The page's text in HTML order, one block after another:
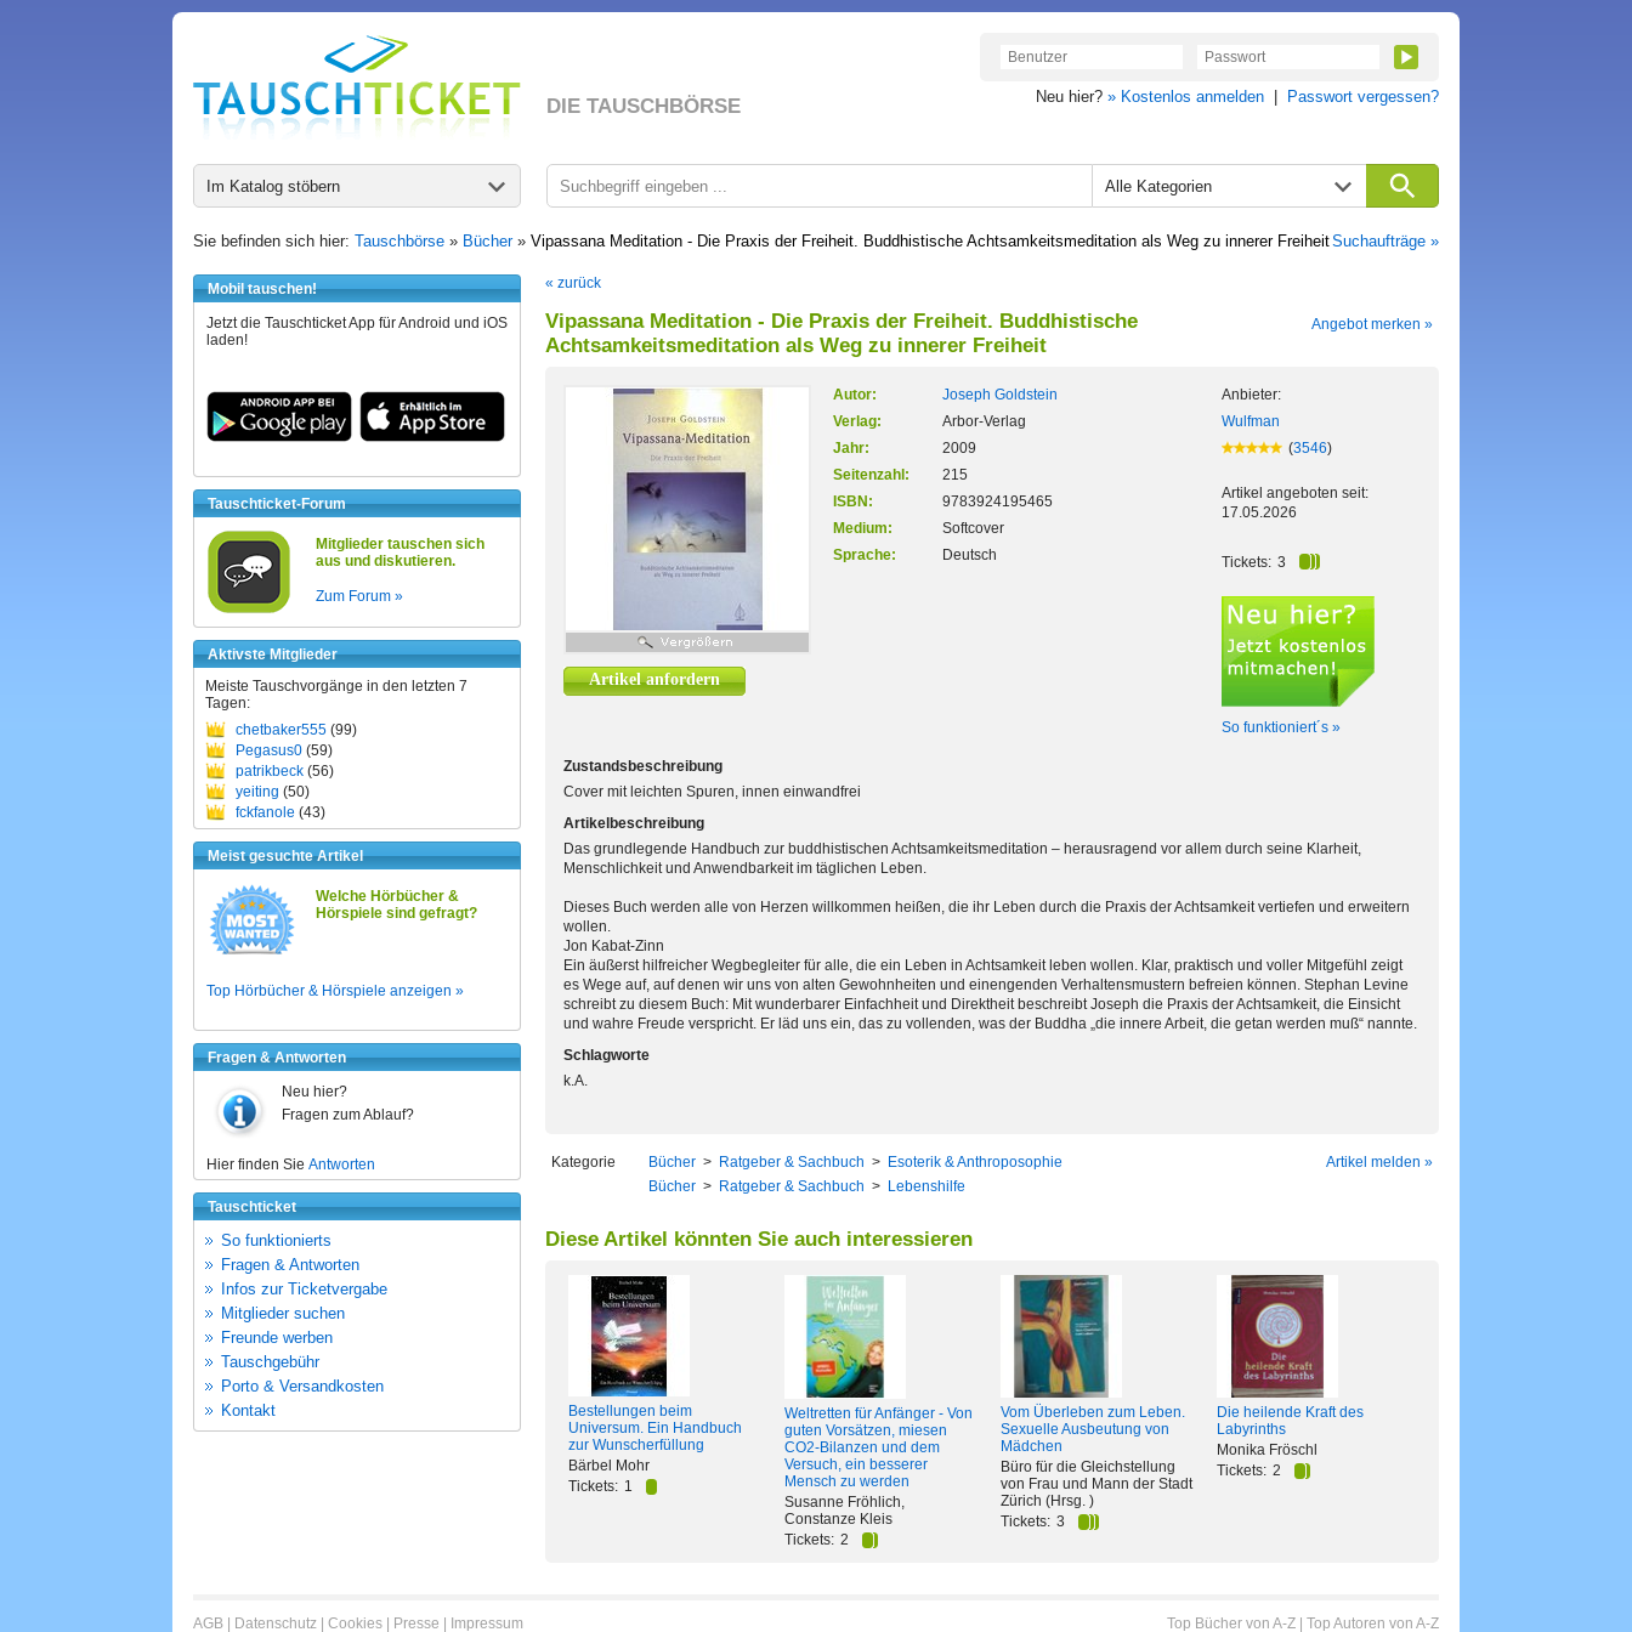
DIE TAUSCHBÖRSE Neu hier? » Kostenlos anmelden Passwort vergessen?
Im Katalog stöbern Alle Kategorien
Sie befinden sich hier: Tauschbörse » Bücher» Vipassana Meditation - Die Praxis der Freiheit. Buddhistische Achtsamkeitsmeditation als Weg zu innerer FreiheitSuchaufträge »
Mobil tauschen!
Jetzt die Tauschticket App für Android und iOS
laden!
Tauschticket-Forum
Mitglieder tauschen sich
aus und diskutieren.
Zum Forum »
Aktivste Mitglieder
Meiste Tauschvorgänge in den letzten 7
Tagen:
chetbaker555 (99)
Pegasus0 (59)
patrikbeck (56)
yeiting (50)
fckfanole (43)
Meist gesuchte Artikel
Welche Hörbücher &
Hörspiele sind gefragt?
Top Hörbücher & Hörspiele anzeigen »
Fragen & Antworten
Neu hier?
Fragen zum Ablauf?
Hier finden Sie Antworten
Tauschticket
So funktionierts
Fragen & Antworten
Infos zur Ticketvergabe
Mitglieder suchen
Freunde werben
Tauschgebühr
Porto & Versandkosten
Kontakt
« zurück
Vipassana Meditation - Die Praxis der Freiheit. Buddhistische
Achtsamkeitsmeditation als Weg zu innerer Freiheit
Angebot merken »
Artikel anfordern
Autor:
Joseph Goldstein
Verlag:
Arbor-Verlag
Jahr:
2009
Seitenzahl:
215
ISBN:
9783924195465
Medium:
Softcover
Sprache:
Deutsch
Anbieter:
Wulfman
(3546)
Artikel angeboten seit:
17.05.2026
Tickets: 3
So funktioniert´s »
Zustandsbeschreibung
Cover mit leichten Spuren, innen einwandfrei
Artikelbeschreibung
Das grundlegende Handbuch zur buddhistischen Achtsamkeitsmeditation – herausragend vor allem durch seine Klarheit,
Menschlichkeit und Anwendbarkeit im täglichen Leben.
Dieses Buch werden alle von Herzen willkommen heißen, die ihr Leben durch die Praxis der Achtsamkeit vertiefen und erweitern
wollen.
Jon Kabat-Zinn
Ein äußerst hilfreicher Wegbegleiter für alle, die ein Leben in Achtsamkeit leben wollen. Klar, praktisch und voller Mitgefühl zeigt
es Wege auf, auf denen wir uns von alten Gewohnheiten und einengenden Verhaltensmustern befreien können. Stephan Levine
schreibt zu diesem Buch: Mit wunderbarer Einfachheit und Direktheit beschreibt Joseph die Praxis der Achtsamkeit, die Einsicht
und wahre Freude verspricht. Er läd uns ein, das zu vollenden, was der Buddha „die innere Arbeit, die getan werden muß“ nannte.
Schlagworte
k.A.
Kategorie Bücher > Ratgeber & Sachbuch > Esoterik & Anthroposophie
Bücher > Ratgeber & Sachbuch > Lebenshilfe
Artikel melden »
Diese Artikel könnten Sie auch interessieren
Bestellungen beim
Universum. Ein Handbuch
zur Wunscherfüllung
Bärbel Mohr
Tickets: 1
Weltretten für Anfänger - Von
guten Vorsätzen, miesen
CO2-Bilanzen und dem
Versuch, ein besserer
Mensch zu werden
Susanne Fröhlich,
Constanze Kleis
Tickets: 2
Vom Überleben zum Leben.
Sexuelle Ausbeutung von
Mädchen
Büro für die Gleichstellung
von Frau und Mann der Stadt
Zürich (Hrsg. )
Tickets: 3
Die heilende Kraft des
Labyrinths
Monika Fröschl
Tickets: 2
AGB Datenschutz Cookies Presse Impressum Top Bücher von A-Z Top Autoren von A-Z